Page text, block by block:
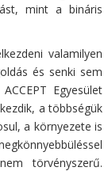
mint a bináris
valamilyen
és senki sem
Egyesület
a többségük
a környezete is
törvényszerű.